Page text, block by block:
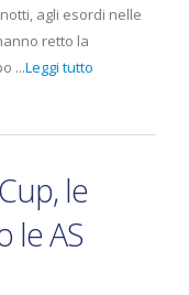
agli esordi nelle
retto la
...Leggi tutto
le
le AS